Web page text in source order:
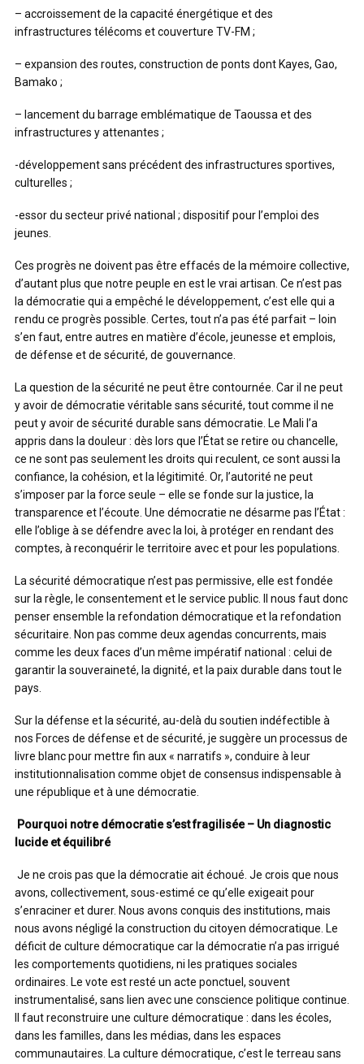
– accroissement de la capacité énergétique et des
infrastructures télécoms et couverture TV-FM ;
– expansion des routes, construction de ponts dont Kayes, Gao,
Bamako ;
– lancement du barrage emblématique de Taoussa et des
infrastructures y attenantes ;
-développement sans précédent des infrastructures sportives,
culturelles ;
-essor du secteur privé national ; dispositif pour l’emploi des
jeunes.
Ces progrès ne doivent pas être effacés de la mémoire collective,
d’autant plus que notre peuple en est le vrai artisan. Ce n’est pas
la démocratie qui a empêché le développement, c’est elle qui a
rendu ce progrès possible. Certes, tout n’a pas été parfait – loin
s’en faut, entre autres en matière d’école, jeunesse et emplois,
de défense et de sécurité, de gouvernance.
La question de la sécurité ne peut être contournée. Car il ne peut
y avoir de démocratie véritable sans sécurité, tout comme il ne
peut y avoir de sécurité durable sans démocratie. Le Mali l’a
appris dans la douleur : dès lors que l’État se retire ou chancelle,
ce ne sont pas seulement les droits qui reculent, ce sont aussi la
confiance, la cohésion, et la légitimité. Or, l’autorité ne peut
s’imposer par la force seule – elle se fonde sur la justice, la
transparence et l’écoute. Une démocratie ne désarme pas l’État :
elle l’oblige à se défendre avec la loi, à protéger en rendant des
comptes, à reconquérir le territoire avec et pour les populations.
La sécurité démocratique n’est pas permissive, elle est fondée
sur la règle, le consentement et le service public. Il nous faut donc
penser ensemble la refondation démocratique et la refondation
sécuritaire. Non pas comme deux agendas concurrents, mais
comme les deux faces d’un même impératif national : celui de
garantir la souveraineté, la dignité, et la paix durable dans tout le
pays.
Sur la défense et la sécurité, au-delà du soutien indéfectible à
nos Forces de défense et de sécurité, je suggère un processus de
livre blanc pour mettre fin aux « narratifs », conduire à leur
institutionnalisation comme objet de consensus indispensable à
une république et à une démocratie.
Pourquoi notre démocratie s’est fragilisée – Un diagnostic
lucide et équilibré
Je ne crois pas que la démocratie ait échoué. Je crois que nous
avons, collectivement, sous-estimé ce qu’elle exigeait pour
s’enraciner et durer. Nous avons conquis des institutions, mais
nous avons négligé la construction du citoyen démocratique. Le
déficit de culture démocratique car la démocratie n’a pas irrigué
les comportements quotidiens, ni les pratiques sociales
ordinaires. Le vote est resté un acte ponctuel, souvent
instrumentalisé, sans lien avec une conscience politique continue.
Il faut reconstruire une culture démocratique : dans les écoles,
dans les familles, dans les médias, dans les espaces
communautaires. La culture démocratique, c’est le terreau sans